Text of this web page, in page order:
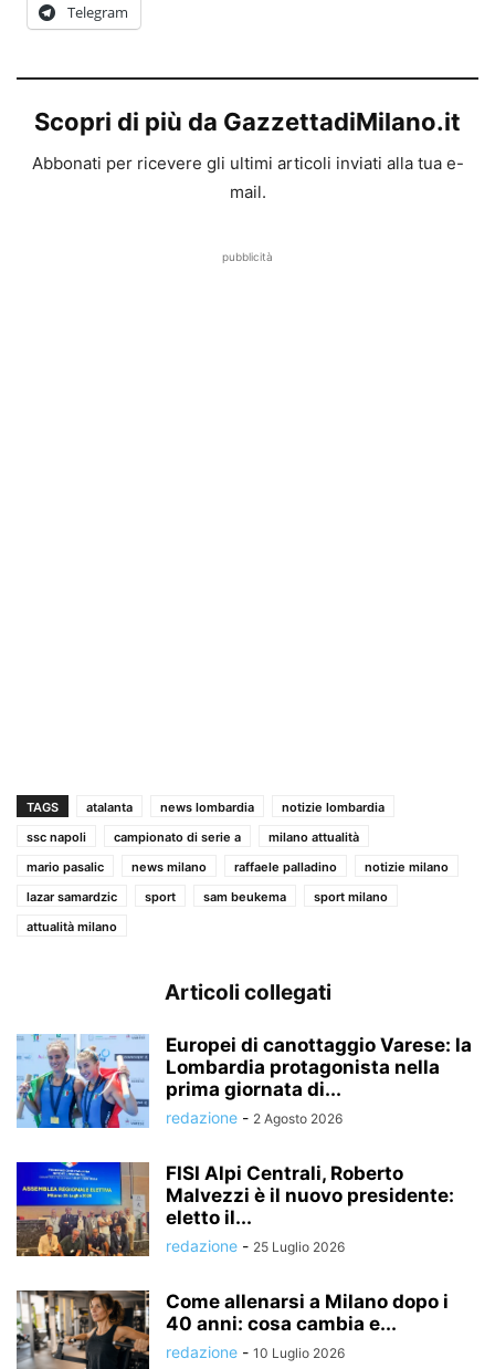
Telegram
Scopri di più da GazzettadiMilano.it
Abbonati per ricevere gli ultimi articoli inviati alla tua e-
mail.
pubblicità
TAGS atalanta news lombardia
notizie lombardia
ssc napoli
campionato di serie a
milano attualità
mario pasalic
news milano raffaele palladino
notizie milano
lazar samardzic
sport sam beukema
sport milano
attualità milano
Articoli collegati
Europei di canottaggio Varese: la
Lombardia protagonista nella
prima giornata di...
redazione - 2 Agosto 2026
FISI Alpi Centrali, Roberto
Malvezzi è il nuovo presidente:
eletto il...
redazione - 25 Luglio 2026
Come allenarsi a Milano dopo i
40 anni: cosa cambia e...
redazione - 10 Luglio 2026